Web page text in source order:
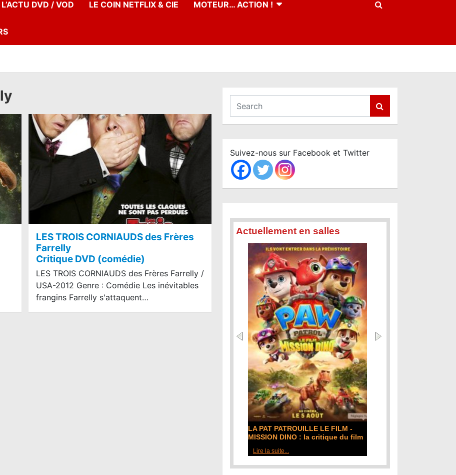
L’ACTU DVD / VOD LE COIN NETFLIX & CIE MOTEUR… ACTION !
LES TROIS CORNIAUDS des Frères
Farrelly
Critique DVD (comédie)
LES TROIS CORNIAUDS des Frères Farrelly /
USA-2012 Genre : Comédie Les inévitables
frangins Farrelly s'attaquent…
a
c
h
Suivez-nous sur Facebook et Twitter
Actuellement en salles
LA PAT PATROUILLE LE FILM -
MISSION DINO : la critique du film
Lire la suite...